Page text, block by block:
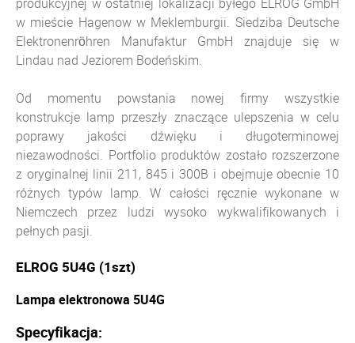
w mieście Hagenow w Meklemburgii. Siedziba Deutsche
Elektronenröhren Manufaktur GmbH znajduje się w
Lindau nad Jeziorem Bodeńskim.
Od momentu powstania nowej firmy wszystkie
konstrukcje lamp przeszły znaczące ulepszenia w celu
poprawy jakości dźwięku i długoterminowej
niezawodności. Portfolio produktów zostało rozszerzone
z oryginalnej linii 211, 845 i 300B i obejmuje obecnie 10
różnych typów lamp. W całości ręcznie wykonane w
Niemczech przez ludzi wysoko wykwalifikowanych i
pełnych pasji.
ELROG 5U4G (1szt)
Lampa elektronowa 5U4G
Specyfikacja: